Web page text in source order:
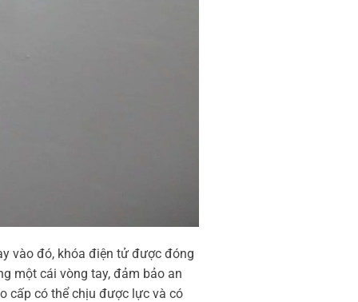
vào đó, khóa điện tử được đóng
một cái vòng tay, đảm bảo an
cấp có thể chịu được lực và có